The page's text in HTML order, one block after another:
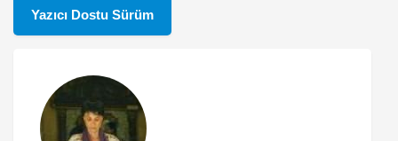
Yazıcı Dostu Sürüm